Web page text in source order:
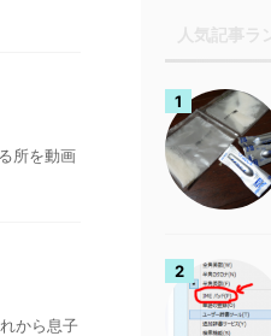
所を動画
から息子